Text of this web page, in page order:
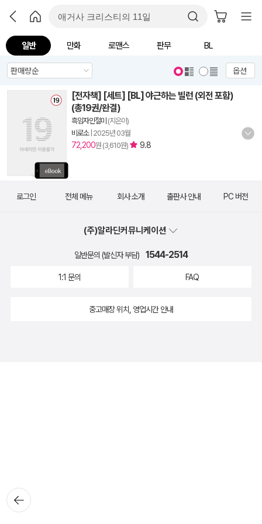
일반 만화 로맨스 판무 BL
옵션
[전자책] [세트] [BL] 야근하는 빌런 (외전 포함)
(총19권/완결)
흑임자인절미 (지은이)
비로소| 2025년 03월
72,200원 (3,610원) 9.8
뒤로가
기
로그인 전체 메뉴 회사 소개 출판사 안내 PC 버전
(주)알라딘커뮤니케이션
일반문의 (발신자 부담) 1544-2514
1:1 문의 FAQ
중고매장 위치, 영업시간 안내